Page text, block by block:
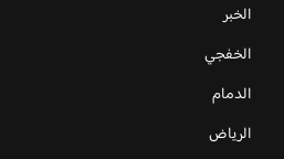
الخبر
الخفجي
الدمام
الرياض